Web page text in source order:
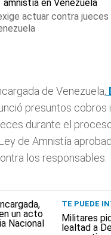
actuar contra jueces
de Venezuela,
presuntos cobros
durante el
de Amnistía
los responsables.
TE PUEDE
Militares
lealtad a